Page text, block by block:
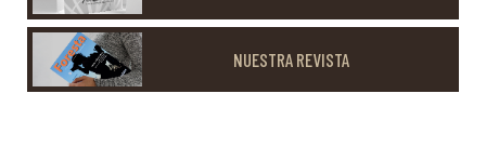
NUESTRA REVISTA